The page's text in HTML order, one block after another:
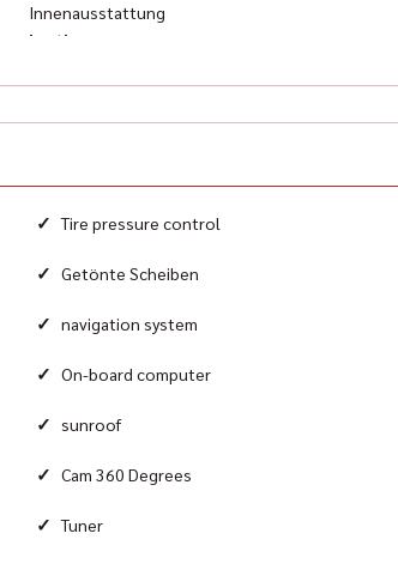
Innenausstattung
leather
Automatic air conditioning
802 A
✓ Tire pressure control
✓ Getönte Scheiben
✓ navigation system
✓ On-board computer
✓ sunroof
✓ Cam 360 Degrees
✓ Tuner